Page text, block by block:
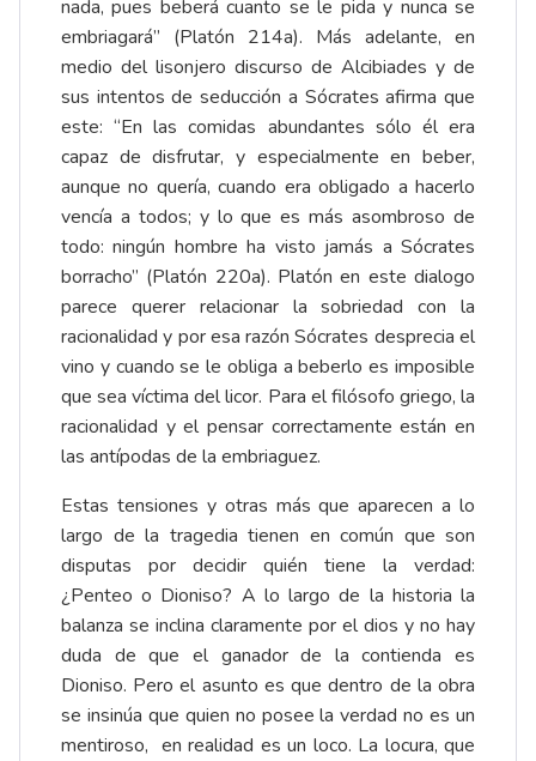
nada, pues beberá cuanto se le pida y nunca se
embriagará” (Platón 214a). Más adelante, en
medio del lisonjero discurso de Alcibiades y de
sus intentos de seducción a Sócrates afirma que
este: “En las comidas abundantes sólo él era
capaz de disfrutar, y especialmente en beber,
aunque no quería, cuando era obligado a hacerlo
vencía a todos; y lo que es más asombroso de
todo: ningún hombre ha visto jamás a Sócrates
borracho” (Platón 220a). Platón en este dialogo
parece querer relacionar la sobriedad con la
racionalidad y por esa razón Sócrates desprecia el
vino y cuando se le obliga a beberlo es imposible
que sea víctima del licor. Para el filósofo griego, la
racionalidad y el pensar correctamente están en
las antípodas de la embriaguez.
Estas tensiones y otras más que aparecen a lo
largo de la tragedia tienen en común que son
disputas por decidir quién tiene la verdad:
¿Penteo o Dioniso? A lo largo de la historia la
balanza se inclina claramente por el dios y no hay
duda de que el ganador de la contienda es
Dioniso. Pero el asunto es que dentro de la obra
se insinúa que quien no posee la verdad no es un
mentiroso, en realidad es un loco. La locura, que